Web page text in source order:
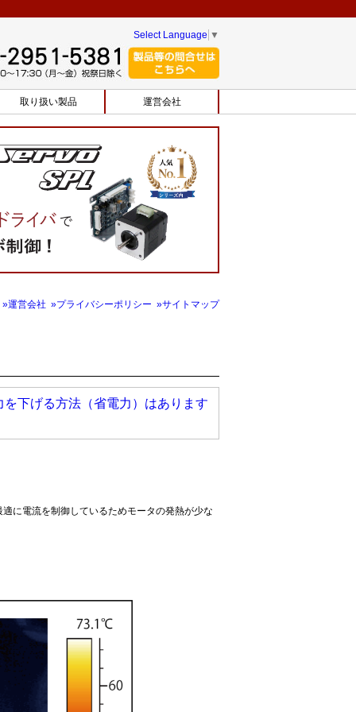
Select Language ▼
取り扱い製品 運営会社
»運営会社 »プライバシーポリシー »サイトマップ
下げる方法（省電力）はあります
に電流を制御しているためモータの発熱が少な